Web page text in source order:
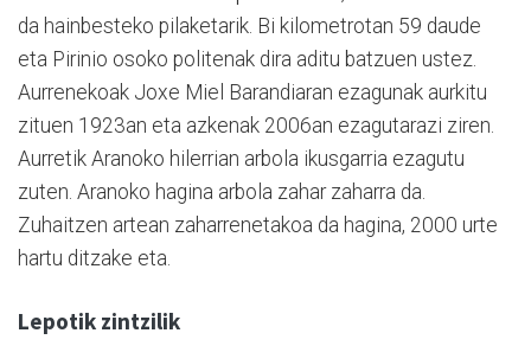
da hainbesteko pilaketarik. Bi kilometrotan 59 daude
eta Pirinio osoko politenak dira aditu batzuen ustez.
Aurrenekoak Joxe Miel Barandiaran ezagunak aurkitu
zituen 1923an eta azkenak 2006an ezagutarazi ziren.
Aurretik Aranoko hilerrian arbola ikusgarria ezagutu
zuten. Aranoko hagina arbola zahar zaharra da.
Zuhaitzen artean zaharrenetakoa da hagina, 2000 urte
hartu ditzake eta.
Lepotik zintzilik